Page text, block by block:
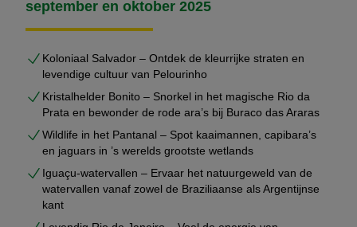
Vraag uw maatwerkreis aan
Vraag dan uw persoonlijke reisvoorstel aan. U
ontvangt een complete route met prijzen, hotels en
logistiek — volledig vrijblijvend.
september en oktober 2025
Koloniaal Salvador – Ontdek de kleurrijke straten en
levendige cultuur van Pelourinho
Kristalhelder Bonito – Snorkel in het magische Rio da
Prata en bewonder de rode ara’s bij Buraco das Araras
Wildlife in het Pantanal – Spot kaaimannen, capibara’s
en jaguars in ’s werelds grootste wetlands
Iguaçu-watervallen – Ervaar het natuurgeweld van de
watervallen vanaf zowel de Braziliaanse als Argentijnse
kant